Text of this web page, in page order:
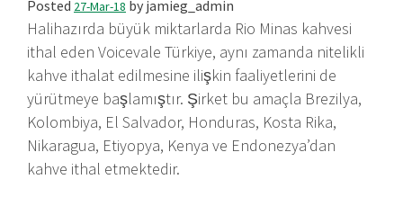
Posted 27-Mar-18 by jamieg_admin
Halihazırda büyük miktarlarda Rio Minas kahvesi
ithal eden Voicevale Türkiye, aynı zamanda nitelikli
kahve ithalat edilmesine ilişkin faaliyetlerini de
yürütmeye başlamıştır. Şirket bu amaçla Brezilya,
Kolombiya, El Salvador, Honduras, Kosta Rika,
Nikaragua, Etiyopya, Kenya ve Endonezya’dan
kahve ithal etmektedir.